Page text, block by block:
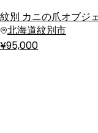
紋別 カニの爪オブジ
北海道紋別市
¥95,000